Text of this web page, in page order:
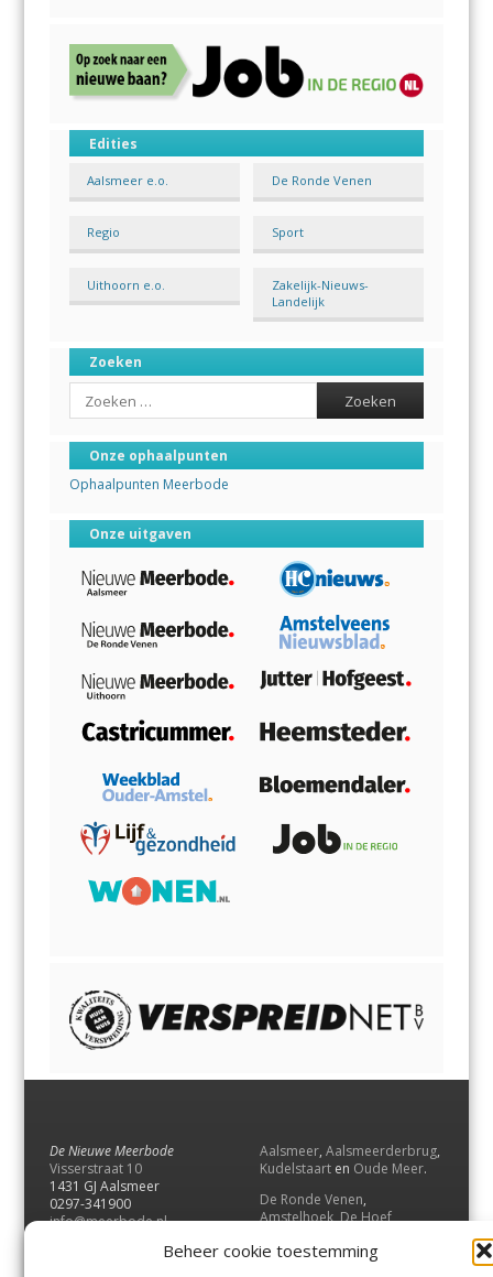
Beheer cookie toestemming
Edities
Aalsmeer e.o. De Ronde Venen
Regio Sport
Uithoorn e.o.
Zakelijk-Nieuws-
Landelijk
Zoeken
Search
Onze ophaalpunten
Ophaalpunten Meerbode
Onze uitgaven
De Nieuwe Meerbode
Visserstraat 10
1431 GJ Aalsmeer
0297-341900
info@meerbode.nl
Aalsmeer, Aalsmeerderbrug,
Kudelstaart en Oude Meer.
De Ronde Venen,
Amstelhoek,De Hoef,
Vrouwenakker,Waverveen